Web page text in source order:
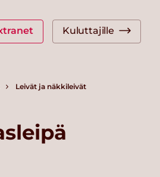
Kuluttajille
Leivät ja näkkileivät